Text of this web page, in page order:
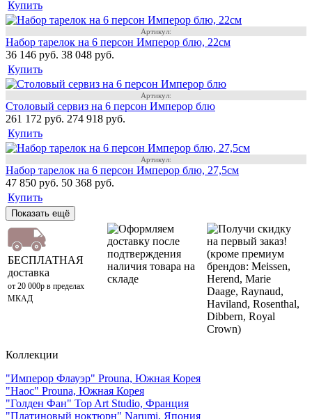
Купить
Артикул:
Набор тарелок на 6 персон Имперор блю, 22см
36 146 руб. 38 048 руб.
Купить
Артикул:
Столовый сервиз на 6 персон Имперор блю
261 172 руб. 274 918 руб.
Купить
Артикул:
Набор тарелок на 6 персон Имперор блю, 27,5см
47 850 руб. 50 368 руб.
Купить
Показать ещё
БЕСПЛАТНАЯ
доставка
от 20 000р в пределах
МКАД
Оформляем
доставку после
подтверждения
наличия товара на
складе
Получи скидку
на первый заказ!
(кроме премиум
брендов: Meissen,
Herend, Marie
Daage, Raynaud,
Haviland, Rosenthal,
Dibbern, Royal
Crown)
Коллекции
"Имперор Флауэр" Prouna, Южная Корея
"Наос" Prouna, Южная Корея
"Голден Фан" Top Art Studio, Франция
"Платиновый ноктюрн" Narumi, Япония